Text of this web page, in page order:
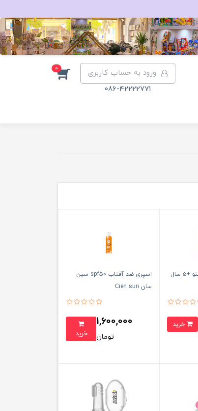
ورود به حساب کاربری
086-42222771
0
مسواک کودک مدل مینو +۵ سال
خرید
اسپری ضد آفتاب spf50 سین
سان Cien sun
1,600,000
تومان خرید